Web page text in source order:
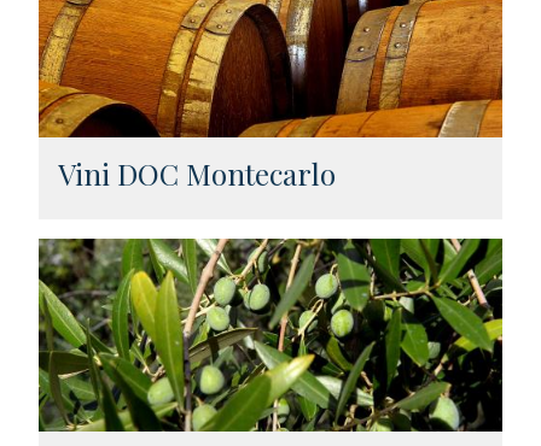
Vini DOC Montecarlo